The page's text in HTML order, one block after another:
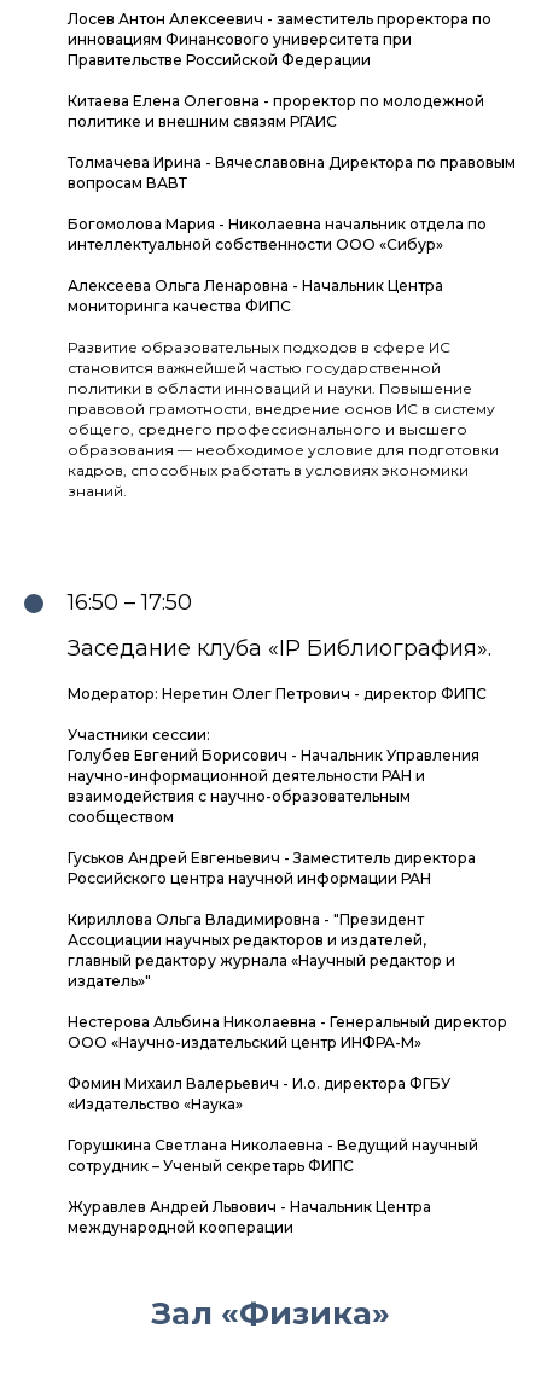
Лосев Антон Алексеевич - заместитель проректора по
инновациям Финансового университета при
Правительстве Российской Федерации
Китаева Елена Олеговна - проректор по молодежной
политике и внешним связям РГАИС
Толмачева Ирина - Вячеславовна Директора по правовым
вопросам ВАВТ
Богомолова Мария - Николаевна начальник отдела по
интеллектуальной собственности ООО «Сибур»
Алексеева Ольга Ленаровна - Начальник Центра
мониторинга качества ФИПС
Развитие образовательных подходов в сфере ИС
становится важнейшей частью государственной
политики в области инноваций и науки. Повышение
правовой грамотности, внедрение основ ИС в систему
общего, среднего профессионального и высшего
образования — необходимое условие для подготовки
кадров, способных работать в условиях экономики
знаний.
16:50 – 17:50
Заседание клуба «IP Библиография».
Модератор: Неретин Олег Петрович - директор ФИПС
Участники сессии:
Голубев Евгений Борисович - Начальник Управления
научно-информационной деятельности РАН и
взаимодействия с научно-образовательным
сообществом
Гуськов Андрей Евгеньевич - Заместитель директора
Российского центра научной информации РАН
Кириллова Ольга Владимировна - "Президент
Ассоциации научных редакторов и издателей,
главный редактору журнала «Научный редактор и
издатель»"
Нестерова Альбина Николаевна - Генеральный директор
ООО «Научно-издательский центр ИНФРА-М»
Фомин Михаил Валерьевич - И.о. директора ФГБУ
«Издательство «Наука»
Горушкина Светлана Николаевна - Ведущий научный
сотрудник – Ученый секретарь ФИПС
Журавлев Андрей Львович - Начальник Центра
международной кооперации
Зал «Физика»